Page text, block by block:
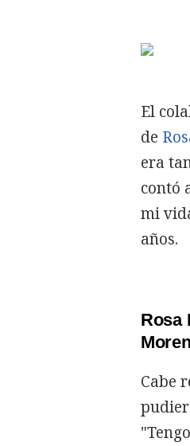
El
de
era
contó
mi
años.
Rosa
Cabe